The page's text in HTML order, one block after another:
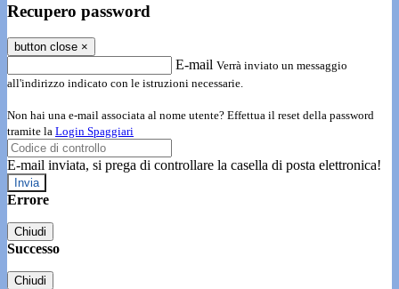
Recupero password
button close ×
E-mail Verrà inviato un messaggio
all'indirizzo indicato con le istruzioni necessarie.
Non hai una e-mail associata al nome utente? Effettua il reset della password
tramite la Login Spaggiari
E-mail inviata, si prega di controllare la casella di posta elettronica!
Errore
Chiudi
Successo
Chiudi